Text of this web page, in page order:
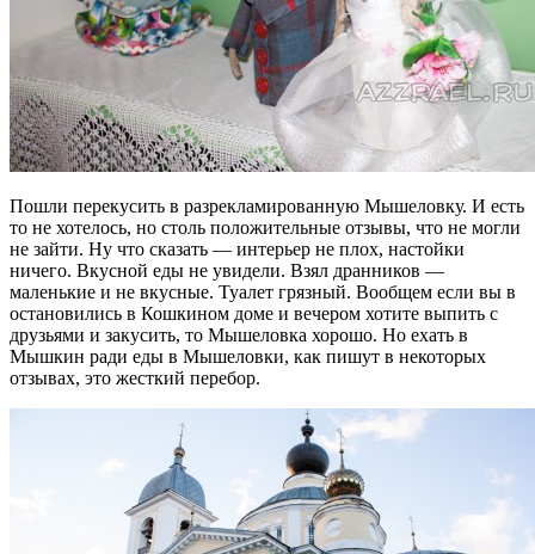
Пошли перекусить в разрекламированную Мышеловку. И есть
то не хотелось, но столь положительные отзывы, что не могли
не зайти. Ну что сказать — интерьер не плох, настойки
ничего. Вкусной еды не увидели. Взял дранников —
маленькие и не вкусные. Туалет грязный. Вообщем если вы в
остановились в Кошкином доме и вечером хотите выпить с
друзьями и закусить, то Мышеловка хорошо. Но ехать в
Мышкин ради еды в Мышеловки, как пишут в некоторых
отзывах, это жесткий перебор.